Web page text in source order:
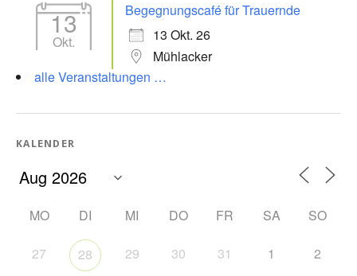
13
Okt.
Begegnungscafé für Trauernde
13 Okt. 26
Mühlacker
alle Veranstaltungen …
KALENDER
MO DI MI DO FR SA SO
27 28 29 30 31 1 2